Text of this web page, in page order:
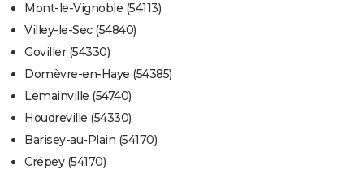
Mont-le-Vignoble (54113)
Villey-le-Sec (54840)
Goviller (54330)
Domèvre-en-Haye (54385)
Lemainville (54740)
Houdreville (54330)
Barisey-au-Plain (54170)
Crépey (54170)